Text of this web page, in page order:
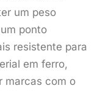
um peso
ponto
resistente para
em ferro,
marcas com o